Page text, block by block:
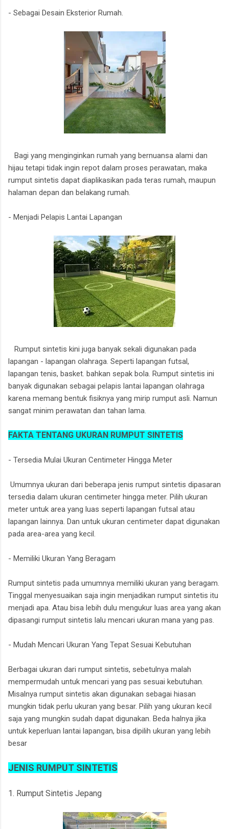
- Sebagai Desain Eksterior Rumah.
Bagi yang menginginkan rumah yang bernuansa alami dan
hijau tetapi tidak ingin repot dalam proses perawatan, maka
rumput sintetis dapat diaplikasikan pada teras rumah, maupun
halaman depan dan belakang rumah.
- Menjadi Pelapis Lantai Lapangan
Rumput sintetis kini juga banyak sekali digunakan pada
lapangan - lapangan olahraga. Seperti lapangan futsal,
lapangan tenis, basket. bahkan sepak bola. Rumput sintetis ini
banyak digunakan sebagai pelapis lantai lapangan olahraga
karena memang bentuk fisiknya yang mirip rumput asli. Namun
sangat minim perawatan dan tahan lama.
FAKTA TENTANG UKURAN RUMPUT SINTETIS
- Tersedia Mulai Ukuran Centimeter Hingga Meter
Umumnya ukuran dari beberapa jenis rumput sintetis dipasaran
tersedia dalam ukuran centimeter hingga meter. Pilih ukuran
meter untuk area yang luas seperti lapangan futsal atau
lapangan lainnya. Dan untuk ukuran centimeter dapat digunakan
pada area-area yang kecil.
- Memiliki Ukuran Yang Beragam
Rumput sintetis pada umumnya memiliki ukuran yang beragam.
Tinggal menyesuaikan saja ingin menjadikan rumput sintetis itu
menjadi apa. Atau bisa lebih dulu mengukur luas area yang akan
dipasangi rumput sintetis lalu mencari ukuran mana yang pas.
- Mudah Mencari Ukuran Yang Tepat Sesuai Kebutuhan
Berbagai ukuran dari rumput sintetis, sebetulnya malah
mempermudah untuk mencari yang pas sesuai kebutuhan.
Misalnya rumput sintetis akan digunakan sebagai hiasan
mungkin tidak perlu ukuran yang besar. Pilih yang ukuran kecil
saja yang mungkin sudah dapat digunakan. Beda halnya jika
untuk keperluan lantai lapangan, bisa dipilih ukuran yang lebih
besar
JENIS RUMPUT SINTETIS
1. Rumput Sintetis Jepang